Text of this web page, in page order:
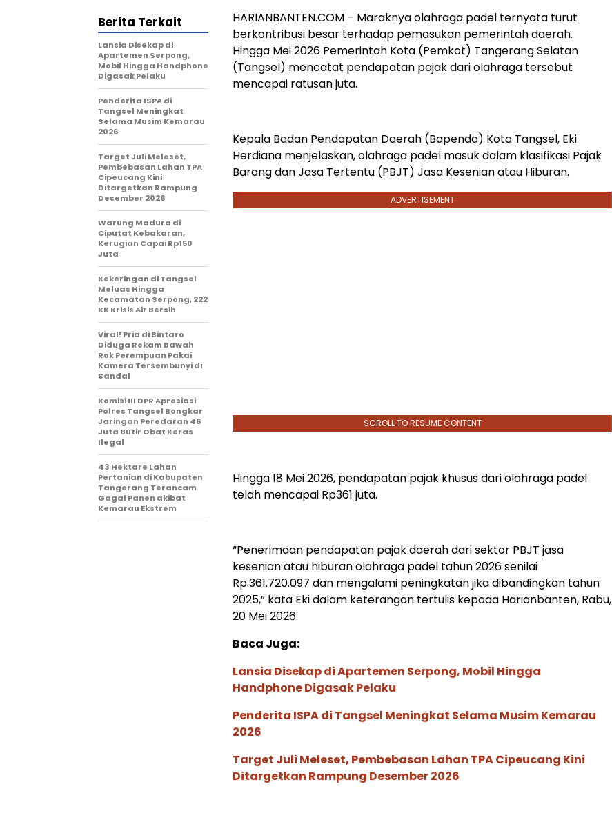
HARIANBANTEN.COM – Maraknya olahraga padel ternyata turut
berkontribusi besar terhadap pemasukan pemerintah daerah.
Hingga Mei 2026 Pemerintah Kota (Pemkot) Tangerang Selatan
(Tangsel) mencatat pendapatan pajak dari olahraga tersebut
mencapai ratusan juta.
Kepala Badan Pendapatan Daerah (Bapenda) Kota Tangsel, Eki
Herdiana menjelaskan, olahraga padel masuk dalam klasifikasi Pajak
Barang dan Jasa Tertentu (PBJT) Jasa Kesenian atau Hiburan.
ADVERTISEMENT
SCROLL TO RESUME CONTENT
Hingga 18 Mei 2026, pendapatan pajak khusus dari olahraga padel
telah mencapai Rp361 juta.
“Penerimaan pendapatan pajak daerah dari sektor PBJT jasa
kesenian atau hiburan olahraga padel tahun 2026 senilai
Rp.361.720.097 dan mengalami peningkatan jika dibandingkan tahun
2025,” kata Eki dalam keterangan tertulis kepada Harianbanten, Rabu,
20 Mei 2026.
Baca Juga:
Lansia Disekap di Apartemen Serpong, Mobil Hingga
Handphone Digasak Pelaku
Penderita ISPA di Tangsel Meningkat Selama Musim Kemarau
2026
Target Juli Meleset, Pembebasan Lahan TPA Cipeucang Kini
Ditargetkan Rampung Desember 2026
Berita Terkait
Lansia Disekap di
Apartemen Serpong,
Mobil Hingga Handphone
Digasak Pelaku
Penderita ISPA di
Tangsel Meningkat
Selama Musim Kemarau
2026
Target Juli Meleset,
Pembebasan Lahan TPA
Cipeucang Kini
Ditargetkan Rampung
Desember 2026
Warung Madura di
Ciputat Kebakaran,
Kerugian Capai Rp150
Juta
Kekeringan di Tangsel
Meluas Hingga
Kecamatan Serpong, 222
KK Krisis Air Bersih
Viral! Pria di Bintaro
Diduga Rekam Bawah
Rok Perempuan Pakai
Kamera Tersembunyi di
Sandal
Komisi III DPR Apresiasi
Polres Tangsel Bongkar
Jaringan Peredaran 46
Juta Butir Obat Keras
Ilegal
43 Hektare Lahan
Pertanian di Kabupaten
Tangerang Terancam
Gagal Panen akibat
Kemarau Ekstrem